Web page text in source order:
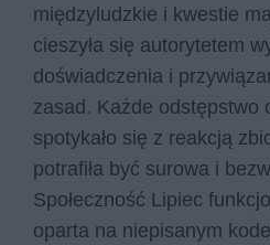
międzyludzkie i kwestie
cieszyła się autorytetem
doświadczenia i
zasad. Każde odstępstwo
spotykało się z reakcją
potrafiła być surowa i
Społeczność Lipiec
oparta na niepisanym